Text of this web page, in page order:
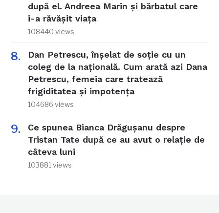
după el. Andreea Marin și bărbatul care
i-a răvășit viața
108440 views
Dan Petrescu, înșelat de soție cu un
coleg de la națională. Cum arată azi Dana
Petrescu, femeia care tratează
frigiditatea și impotența
104686 views
Ce spunea Bianca Drăgușanu despre
Tristan Tate după ce au avut o relație de
câteva luni
103881 views